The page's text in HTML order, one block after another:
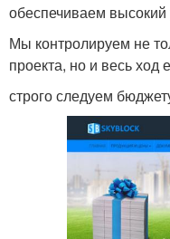
обеспечиваем высокий
Мы контролируем не
проекта, но и весь ход
строго следуем